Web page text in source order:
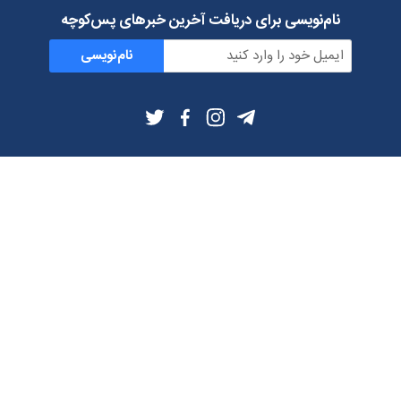
نام‌نویسی برای دریافت آخرین خبرهای پس‌کوچه
نام‌نویسی